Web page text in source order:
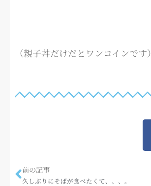
（親子丼だけだとワンコインです）
前の記事
久しぶりにそばが食べたくて、、、。